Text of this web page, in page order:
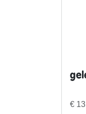
€